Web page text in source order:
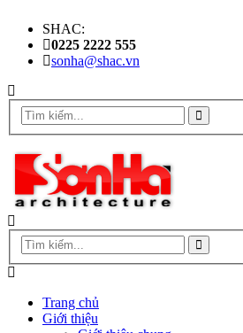
SHAC:
0225 2222 555
sonha@shac.vn
Trang chủ
Giới thiệu